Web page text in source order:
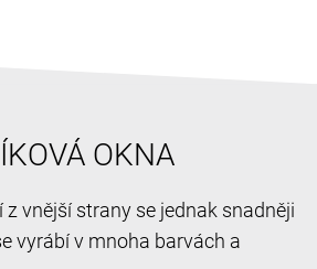
OKNA
vnější strany se jednak snadněji
vyrábí v mnoha barvách a